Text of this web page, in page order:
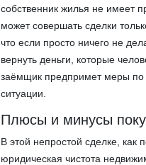
собственник жилья не имеет
может совершать сделки
что если просто ничего не
вернуть деньги, которые
заёмщик предпримет меры
ситуации.
Плюсы и минусы
В этой непростой сделке, как
юридическая чистота